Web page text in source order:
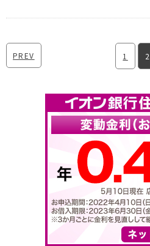
PREV 1 2